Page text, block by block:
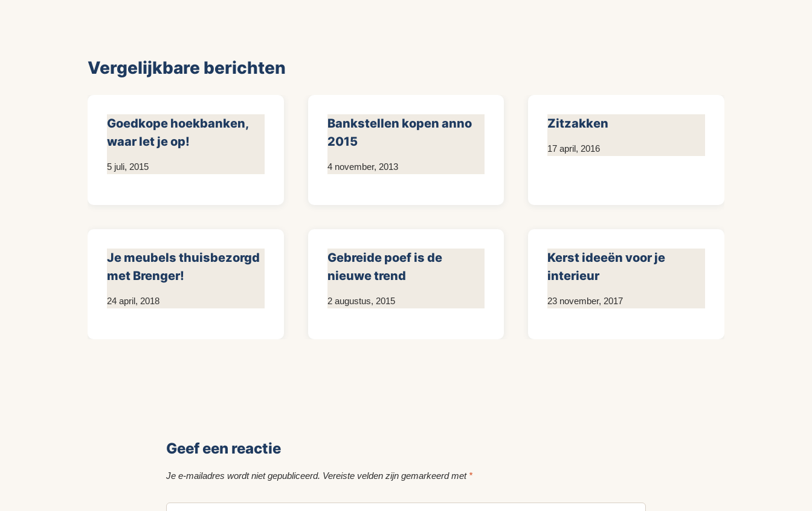
Vergelijkbare berichten
Goedkope hoekbanken,
waar let je op!
Door
5 juli, 2015
Bankstellen kopen anno
2015
Door
4 november, 2013
Zitzakken
Door
17 april, 2016
Je meubels thuisbezorgd
met Brenger!
Door
24 april, 2018
Gebreide poef is de
nieuwe trend
Door
2 augustus, 2015
Kerst ideeën voor je
interieur
Door
23 november, 2017
Geef een reactie
Je e-mailadres wordt niet gepubliceerd. Vereiste velden zijn gemarkeerd met *